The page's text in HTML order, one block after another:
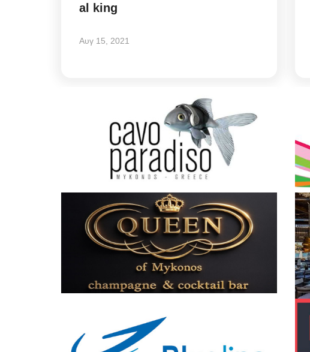
al king
Αυγ 15, 2021